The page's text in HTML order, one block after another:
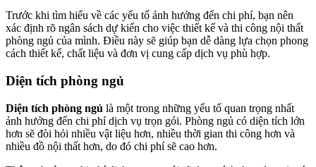
Trước khi tìm hiểu về các yếu tố ảnh hưởng đến chi phí, bạn nên
xác định rõ ngân sách dự kiến cho việc thiết kế và thi công nội thất
phòng ngủ của mình. Điều này sẽ giúp bạn dễ dàng lựa chọn phong
cách thiết kế, chất liệu và đơn vị cung cấp dịch vụ phù hợp.
Diện tích phòng ngủ
Diện tích phòng ngủ là một trong những yếu tố quan trọng nhất
ảnh hưởng đến chi phí dịch vụ trọn gói. Phòng ngủ có diện tích lớn
hơn sẽ đòi hỏi nhiều vật liệu hơn, nhiều thời gian thi công hơn và
nhiều đồ nội thất hơn, do đó chi phí sẽ cao hơn.